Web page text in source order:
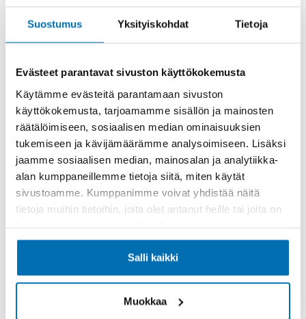
Suostumus Yksityiskohdat Tietoja
Evästeet parantavat sivuston käyttökokemusta
Käytämme evästeitä parantamaan sivuston
käyttökokemusta, tarjoamamme sisällön ja mainosten
räätälöimiseen, sosiaalisen median ominaisuuksien
tukemiseen ja kävijämäärämme analysoimiseen. Lisäksi
jaamme sosiaalisen median, mainosalan ja analytiikka-
alan kumppaneillemme tietoja siitä, miten käytät
sivustoamme. Kumppanimme voivat yhdistää näitä
tietoja muihin tietoihin, joita olet antanut heille tai joita on
Salli kaikki
Muokkaa
Käsiraha tai vaihtoauto (€)
Suurempi viimeinen erä (€)